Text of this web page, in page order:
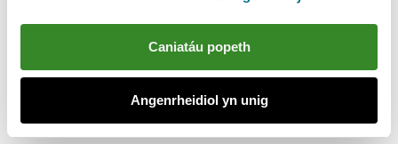
Caniatáu popeth
Angenrheidiol yn unig
Gwirio lefelau cyfredol afonydd, glawiad a lefelau’r